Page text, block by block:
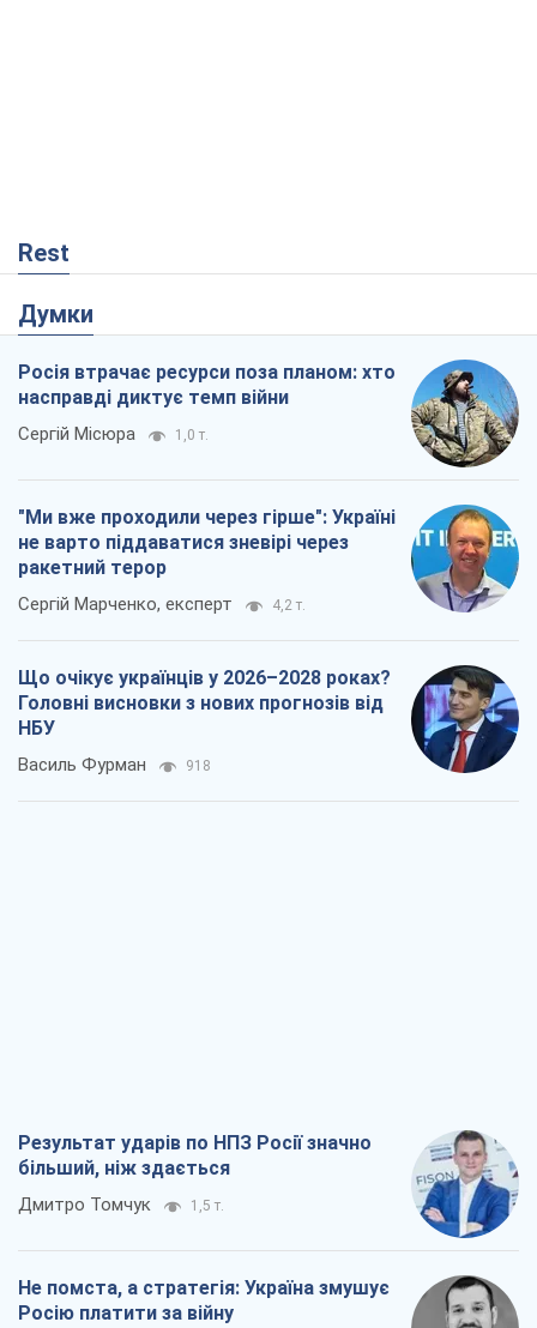
Rest
Думки
Росія втрачає ресурси поза планом: хто
насправді диктує темп війни
Сергій Місюра 1,0 т.
"Ми вже проходили через гірше": Україні
не варто піддаватися зневірі через
ракетний терор
Сергій Марченко, експерт 4,2 т.
Що очікує українців у 2026–2028 роках?
Головні висновки з нових прогнозів від
НБУ
Василь Фурман 918
Результат ударів по НПЗ Росії значно
більший, ніж здається
Дмитро Томчук 1,5 т.
Не помста, а стратегія: Україна змушує
Росію платити за війну